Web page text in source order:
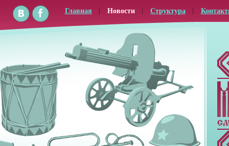
Главная Новости Структура